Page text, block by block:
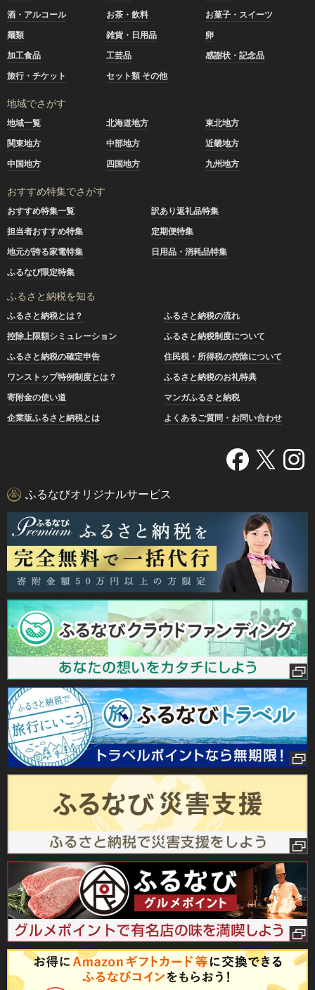
酒・アルコール
お茶・飲料
お菓子・スイーツ
麺類
雑貨・日用品
卵
加工食品
工芸品
感謝状・記念品
旅行・チケット
セット類 その他
地域でさがす
地域一覧 北海道地方
東北地方
関東地方
中部地方
近畿地方
中国地方
四国地方 九州地方
おすすめ特集でさがす
おすすめ特集一覧
訳あり返礼品特集
担当者おすすめ特集
定期便特集
地元が誇る家電特集
日用品・消耗品特集
ふるなび限定特集
ふるさと納税を知る
ふるさと納税とは？
ふるさと納税の流れ
控除上限額シミュレーション
ふるさと納税制度について
ふるさと納税の確定申告
住民税・所得税の控除について
ワンストップ特例制度とは？
ふるさと納税のお礼特典
寄附金の使い道
マンガふるさと納税
企業版ふるさと納税とは
よくあるご質問・お問い合わせ
ふるなびオリジナルサービス